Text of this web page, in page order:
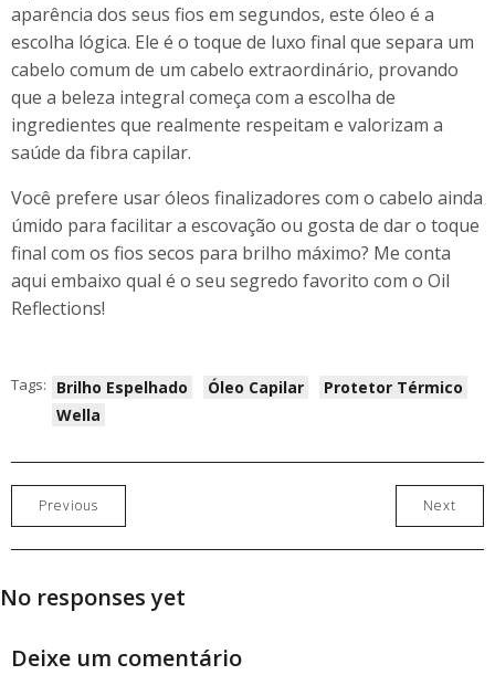
aparência dos seus fios em segundos, este óleo é a
escolha lógica. Ele é o toque de luxo final que separa um
cabelo comum de um cabelo extraordinário, provando
que a beleza integral começa com a escolha de
ingredientes que realmente respeitam e valorizam a
saúde da fibra capilar.
Você prefere usar óleos finalizadores com o cabelo ainda
úmido para facilitar a escovação ou gosta de dar o toque
final com os fios secos para brilho máximo? Me conta
aqui embaixo qual é o seu segredo favorito com o Oil
Reflections!
Tags: Brilho Espelhado Óleo Capilar
Protetor Térmico
Wella
Previous Next
No responses yet
Deixe um comentário